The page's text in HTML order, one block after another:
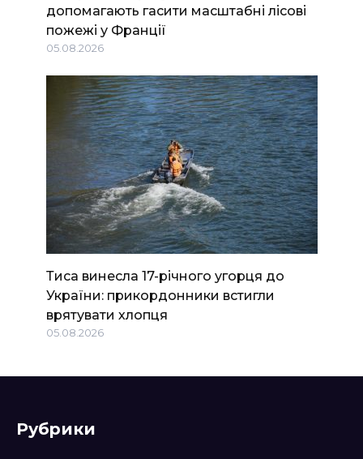
допомагають гасити масштабні лісові
пожежі у Франції
05.08.2026
Тиса винесла 17-річного угорця до
України: прикордонники встигли
врятувати хлопця
05.08.2026
Рубрики